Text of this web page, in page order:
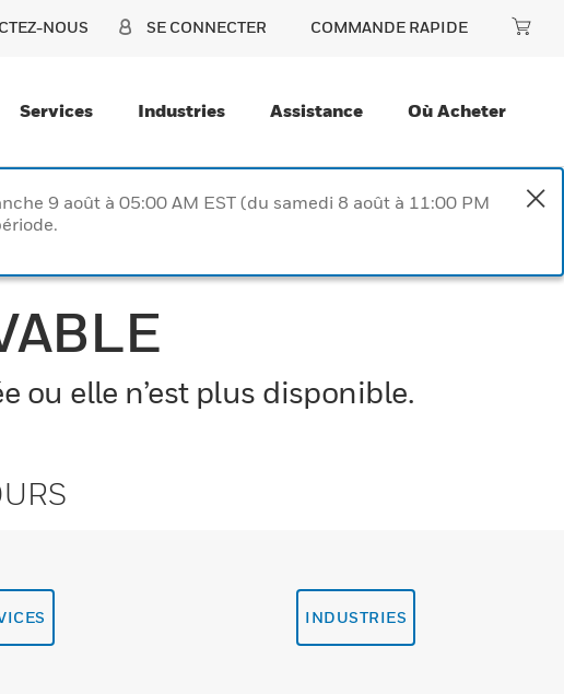
NOUS SE CONNECTER COMMANDE RAPIDE
Services Industries Assistance Où Acheter
9 août à 05:00 AM EST (du samedi 8 août à 11:00 PM
ou elle n’est plus disponible.
INDUSTRIES